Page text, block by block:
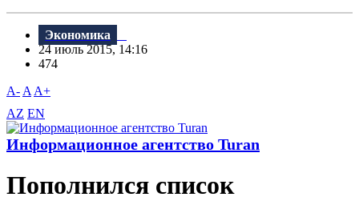
Экономика
24 июль 2015, 14:16
474
A- A A+
AZ EN
Информационное агентство Turan
Пополнился список